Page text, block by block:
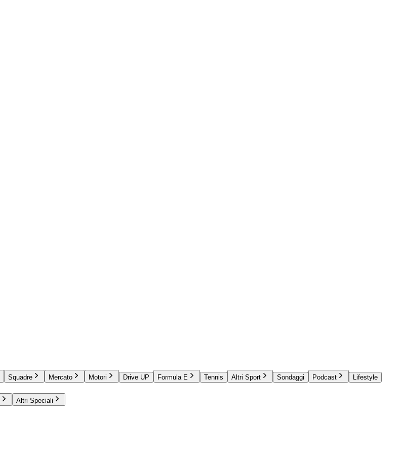
Squadre Mercato Motori Drive UP Formula E Tennis Altri Sport Sondaggi Podcast
Lifestyle
Altri Speciali